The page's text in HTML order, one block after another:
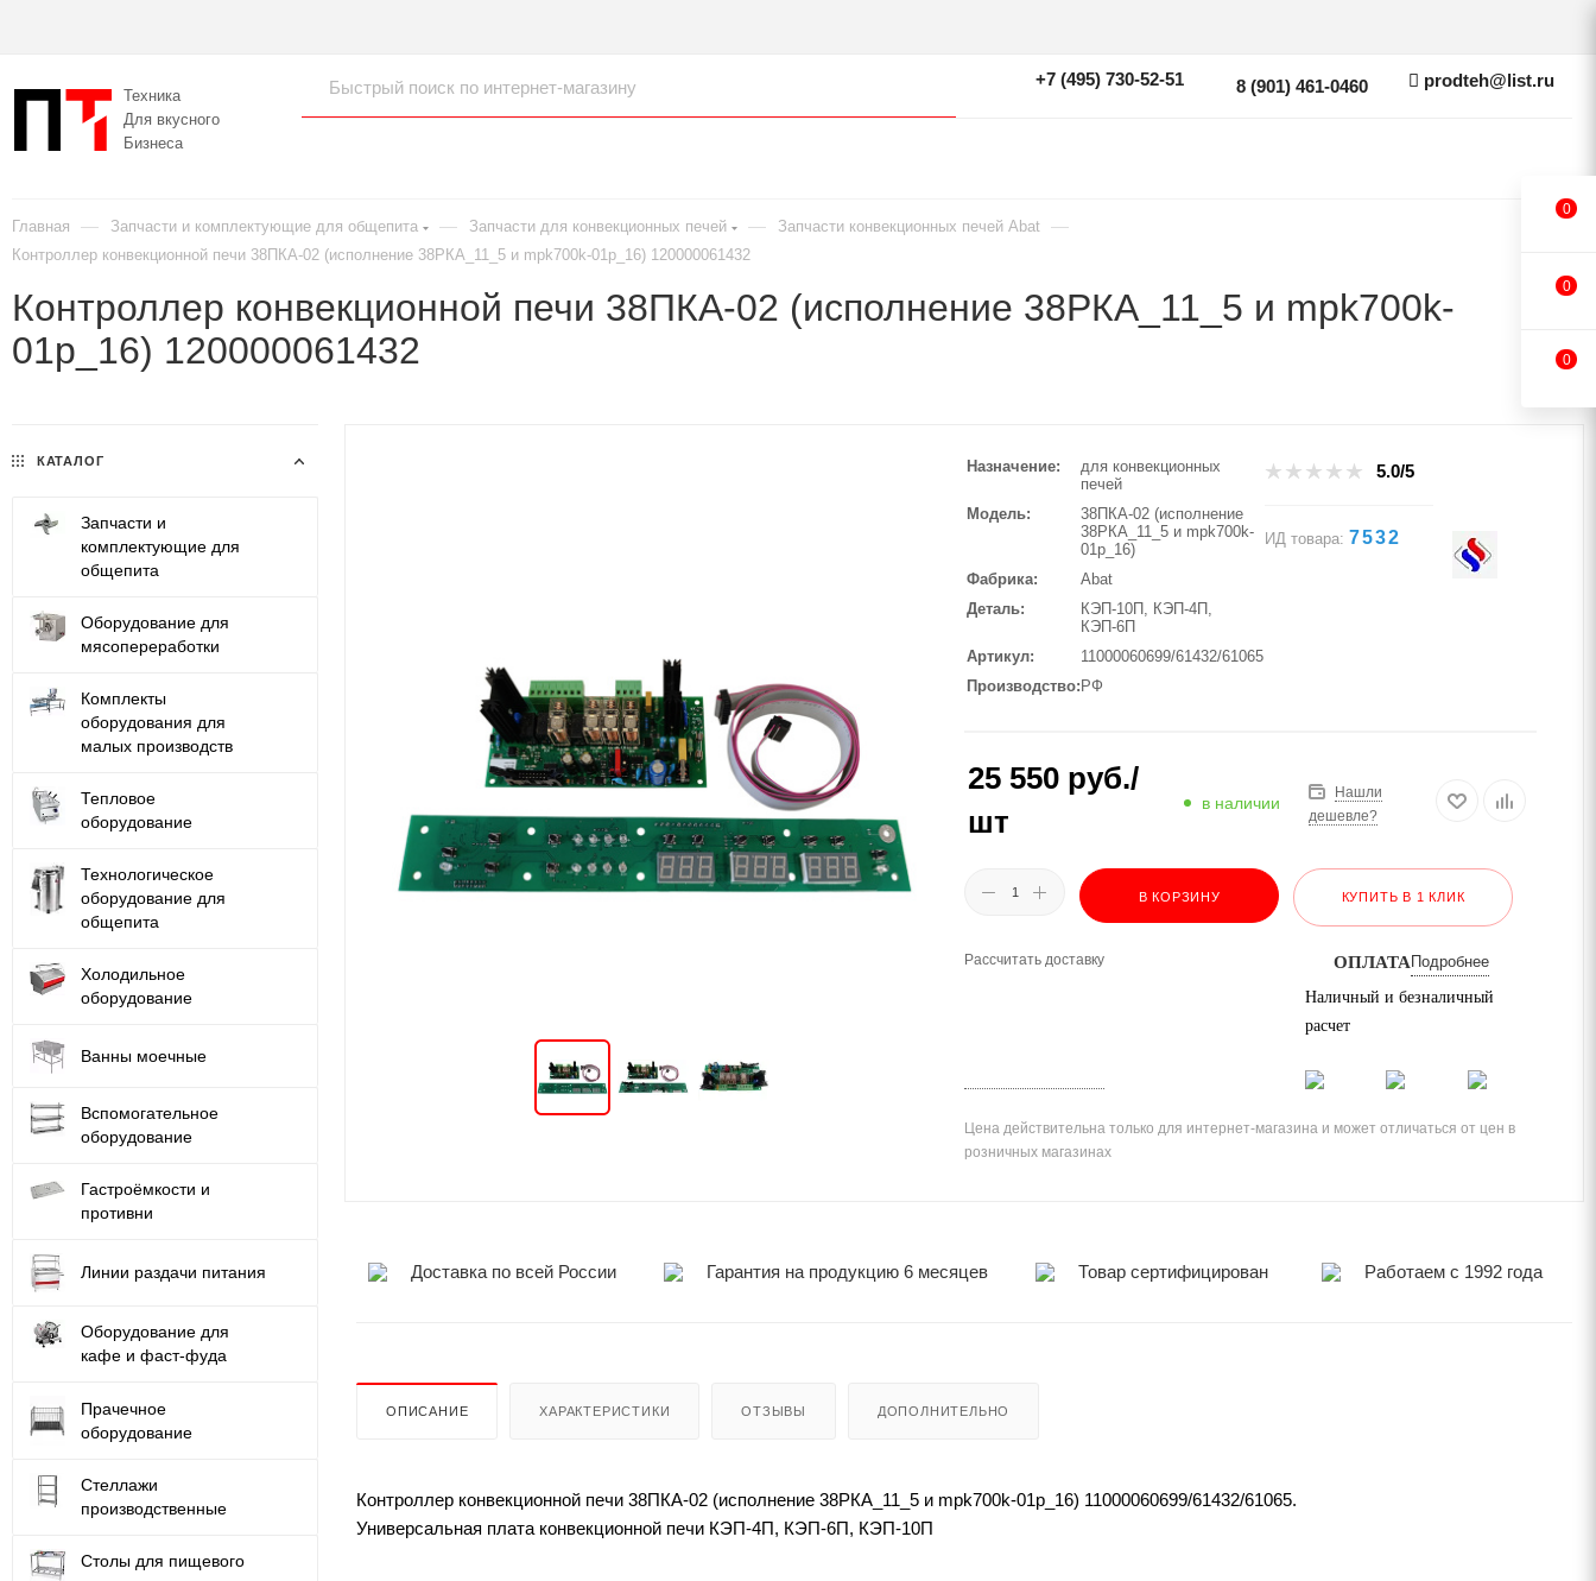
Техника
Для вкусного
Бизнеса
+7 (495) 730-52-51 8 (901) 461-0460 prodteh@list.ru
Главная — Запчасти и комплектующие для общепита — Запчасти для конвекционных печей — Запчасти конвекционных печей Abat —
Контроллер конвекционной печи 38ПКА-02 (исполнение 38РКА_11_5 и mpk700k-01p_16) 120000061432
Контроллер конвекционной печи 38ПКА-02 (исполнение 38РКА_11_5 и mpk700k-
01p_16) 120000061432
Назначение
для конвекционных
печей
Модель
38ПКА-02 (исполнение
38РКА_11_5 и mpk700k-
01p_16)
Фабрика
Abat
Деталь
КЭП-10П, КЭП-4П,
КЭП-6П
Артикул
11000060699/61432/61065
Производство РФ
5.0/5
ИД товара: 7532
25 550 руб./
шт
в наличии
Нашли
дешевле?
В КОРЗИНУ КУПИТЬ В 1 КЛИК
Рассчитать доставку ОПЛАТА Подробнее
Наличный и безналичный
расчет
Цена действительна только для интернет-магазина и может отличаться от цен в
розничных магазинах
Доставка по всей России Гарантия на продукцию 6 месяцев Товар сертифицирован Работаем с 1992 года
ОПИСАНИЕ ХАРАКТЕРИСТИКИ ОТЗЫВЫ ДОПОЛНИТЕЛЬНО
Контроллер конвекционной печи 38ПКА-02 (исполнение 38РКА_11_5 и mpk700k-01p_16) 11000060699/61432/61065.
Универсальная плата конвекционной печи КЭП-4П, КЭП-6П, КЭП-10П
КАТАЛОГ
Запчасти и
комплектующие для
общепита
Оборудование для
мясопереработки
Комплекты
оборудования для
малых производств
Тепловое
оборудование
Технологическое
оборудование для
общепита
Холодильное
оборудование
Ванны моечные
Вспомогательное
оборудование
Гастроёмкости и
противни
Линии раздачи питания
Оборудование для
кафе и фаст-фуда
Прачечное
оборудование
Стеллажи
производственные
Столы для пищевого
0
0
0